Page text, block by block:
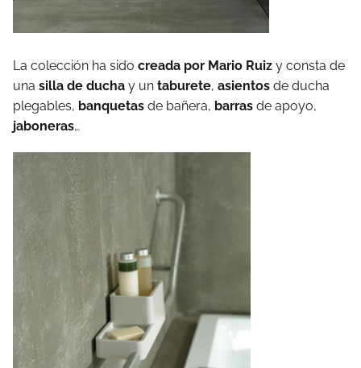
La colección ha sido creada por Mario Ruiz y consta de
una silla de ducha y un taburete, asientos de ducha
plegables, banquetas de bañera, barras de apoyo,
jaboneras…